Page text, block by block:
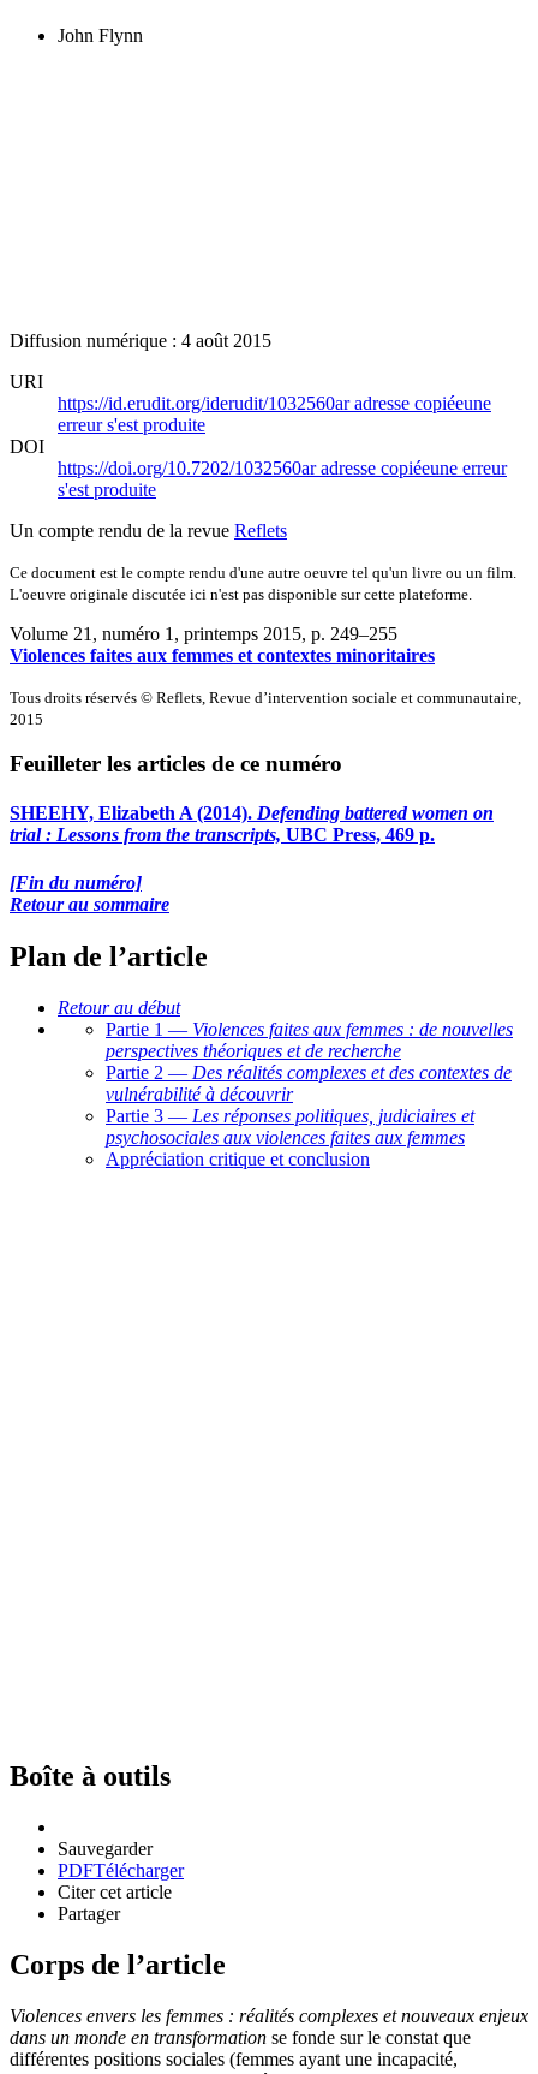
John Flynn
Diffusion numérique : 4 août 2015
URI
https://id.erudit.org/iderudit/1032560aradresse copiéeune
erreur s'est produite
DOI
https://doi.org/10.7202/1032560aradresse copiéeune erreur
s'est produite
Un compte rendu de la revue Reflets
Ce document est le compte rendu d'une autre oeuvre tel qu'un livre ou un film.
L'oeuvre originale discutée ici n'est pas disponible sur cette plateforme.
Volume 21, numéro 1, printemps 2015, p. 249–255
Violences faites aux femmes et contextes minoritaires
Tous droits réservés © Reflets, Revue d’intervention sociale et communautaire,
2015
Feuilleter les articles de ce numéro
SHEEHY, Elizabeth A (2014). Defending battered women on
trial : Lessons from the transcripts, UBC Press, 469 p.
[Fin du numéro]
Retour au sommaire
Plan de l’article
Retour au début
Partie 1 — Violences faites aux femmes : de nouvelles
perspectives théoriques et de recherche
Partie 2 — Des réalités complexes et des contextes de
vulnérabilité à découvrir
Partie 3 — Les réponses politiques, judiciaires et
psychosociales aux violences faites aux femmes
Appréciation critique et conclusion
Boîte à outils
Sauvegarder
PDFTélécharger
Citer cet article
Partager
Corps de l’article
Violences envers les femmes : réalités complexes et nouveaux enjeux
dans un monde en transformation se fonde sur le constat que
différentes positions sociales (femmes ayant une incapacité,